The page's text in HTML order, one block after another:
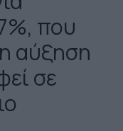
που
αύξηση
σε